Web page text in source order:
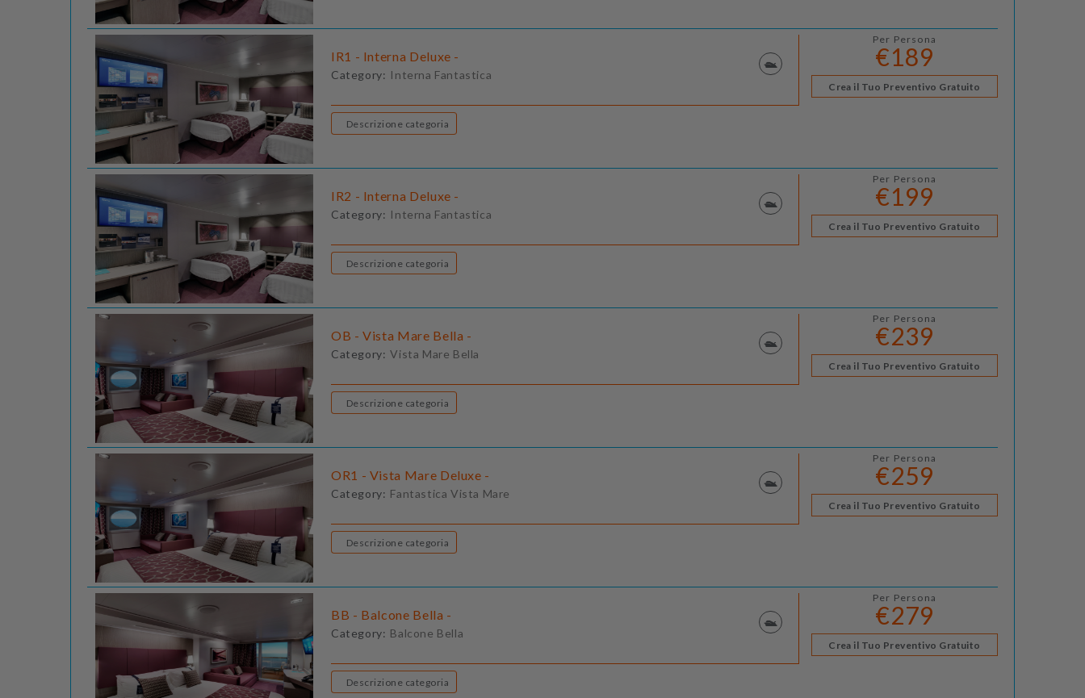
IR1 - Interna Deluxe -
Category: Interna Fantastica
Per Persona
€189
Crea il Tuo Preventivo Gratuito
Descrizione categoria
IR2 - Interna Deluxe -
Category: Interna Fantastica
Per Persona
€199
Crea il Tuo Preventivo Gratuito
Descrizione categoria
OB - Vista Mare Bella -
Category: Vista Mare Bella
Per Persona
€239
Crea il Tuo Preventivo Gratuito
Descrizione categoria
OR1 - Vista Mare Deluxe -
Category: Fantastica Vista Mare
Per Persona
€259
Crea il Tuo Preventivo Gratuito
Descrizione categoria
BB - Balcone Bella -
Category: Balcone Bella
Per Persona
€279
Crea il Tuo Preventivo Gratuito
Descrizione categoria